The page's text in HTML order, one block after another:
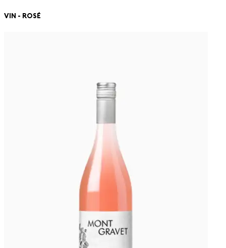
VIN - ROSÉ